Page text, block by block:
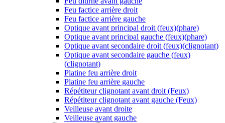
Feu factice arrière droit
Feu factice arrière gauche
Optique avant principal droit (feux)(phare)
Optique avant principal gauche (feux)(phare)
Optique avant secondaire droit (feux)(clignotant)
Optique avant secondaire gauche (feux)
(clignotant)
Platine feu arrière droit
Platine feu arrière gauche
Répétiteur clignotant avant droit (Feux)
Répétiteur clignotant avant gauche (Feux)
Veilleuse avant droite
Veilleuse avant gauche